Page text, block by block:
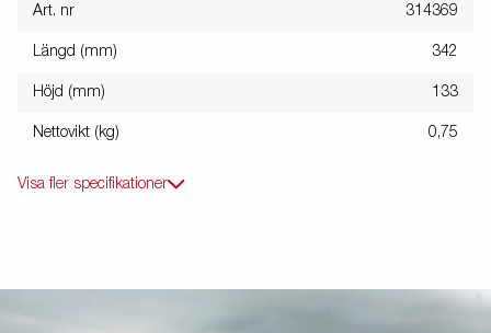
Art. nr 314369
Längd (mm) 342
Höjd (mm) 133
Nettovikt (kg) 0,75
Visa fler specifikationer